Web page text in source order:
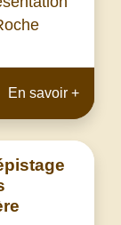
En savoir +